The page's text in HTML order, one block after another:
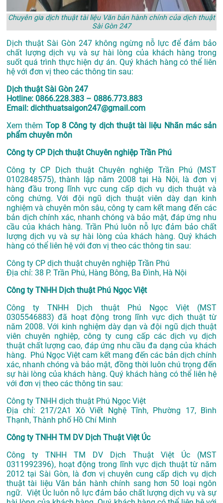
Chuyên gia dịch thuật tài liệu Văn bản hành chính của dịch thuật
Sài Gòn 247
Dịch thuật Sài Gòn 247 không ngừng nỗ lực để đảm bảo
chất lượng dịch vụ và sự hài lòng của khách hàng trong
suốt quá trình thực hiện dự án. Quý khách hàng có thể liên
hệ với đơn vị theo các thông tin sau:
Dịch thuật Sài Gòn 247
Hotline: 0866.228.383 – 0886.773.883
Email: dichthuatsaigon247@gmail.com
Xem thêm Top 8 Công ty dịch thuật tài liệu Nhãn mác sản
phẩm chuyên môn
Công ty CP Dịch thuật Chuyên nghiệp Trần Phú
Công ty CP Dịch thuật Chuyên nghiệp Trần Phú (MST
0102848575), thành lập năm 2008 tại Hà Nội, là đơn vị
hàng đầu trong lĩnh vực cung cấp dịch vụ dịch thuật và
công chứng. Với đội ngũ dịch thuật viên dày dạn kinh
nghiệm và chuyên môn sâu, công ty cam kết mang đến các
bản dịch chính xác, nhanh chóng và bảo mật, đáp ứng nhu
cầu của khách hàng. Trần Phú luôn nỗ lực đảm bảo chất
lượng dịch vụ và sự hài lòng của khách hàng. Quý khách
hàng có thể liên hệ với đơn vị theo các thông tin sau:
Công ty CP dịch thuật chuyên nghiệp Trần Phú
Địa chỉ: 38 P. Trần Phú, Hàng Bông, Ba Đình, Hà Nội
Công ty TNHH Dịch thuật Phú Ngọc Việt
Công ty TNHH Dịch thuật Phú Ngọc Việt (MST
0305546883) đã hoạt động trong lĩnh vực dịch thuật từ
năm 2008. Với kinh nghiệm dày dạn và đội ngũ dịch thuật
viên chuyên nghiệp, công ty cung cấp các dịch vụ dịch
thuật chất lượng cao, đáp ứng nhu cầu đa dạng của khách
hàng. Phú Ngọc Việt cam kết mang đến các bản dịch chính
xác, nhanh chóng và bảo mật, đồng thời luôn chú trọng đến
sự hài lòng của khách hàng. Quý khách hàng có thể liên hệ
với đơn vị theo các thông tin sau:
Công ty TNHH dịch thuật Phú Ngọc Việt
Địa chỉ: 217/2A1 Xô Viết Nghệ Tĩnh, Phường 17, Bình
Thạnh, Thành phố Hồ Chí Minh
Công ty TNHH TM DV Dịch Thuật Việt Úc
Công ty TNHH TM DV Dịch Thuật Việt Úc (MST
0311992396), hoạt động trong lĩnh vực dịch thuật từ năm
2012 tại Sài Gòn, là đơn vị chuyên cung cấp dịch vụ dịch
thuật tài liệu Văn bản hành chính sang hơn 50 loại ngôn
ngữ. Việt Úc luôn nỗ lực đảm bảo chất lượng dịch vụ và sự